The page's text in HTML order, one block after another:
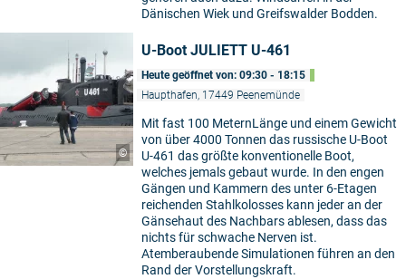
Dänischen Wiek und Greifswalder Bodden.
©
U-Boot JULIETT U-461
Heute geöffnet von: 09:30 - 18:15
Haupthafen, 17449 Peenemünde
Mit fast 100 MeternLänge und einem Gewicht
von über 4000 Tonnen das russische U-Boot
U-461 das größte konventionelle Boot,
welches jemals gebaut wurde. In den engen
Gängen und Kammern des unter 6-Etagen
reichenden Stahlkolosses kann jeder an der
Gänsehaut des Nachbars ablesen, dass das
nichts für schwache Nerven ist.
Atemberaubende Simulationen führen an den
Rand der Vorstellungskraft.